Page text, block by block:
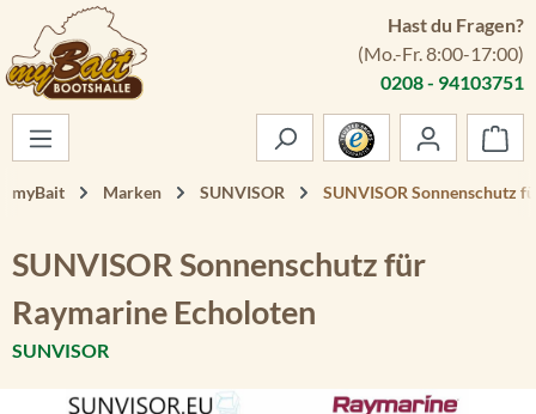
Zum Hauptinhalt springen
Hast du Fragen?
(Mo.-Fr. 8:00-17:00)
0208 - 94103751
myBait Marken SUNVISOR SUNVISOR Sonnenschutz
SUNVISOR Sonnenschutz für
Raymarine Echoloten
SUNVISOR
Bildergalerie überspringen